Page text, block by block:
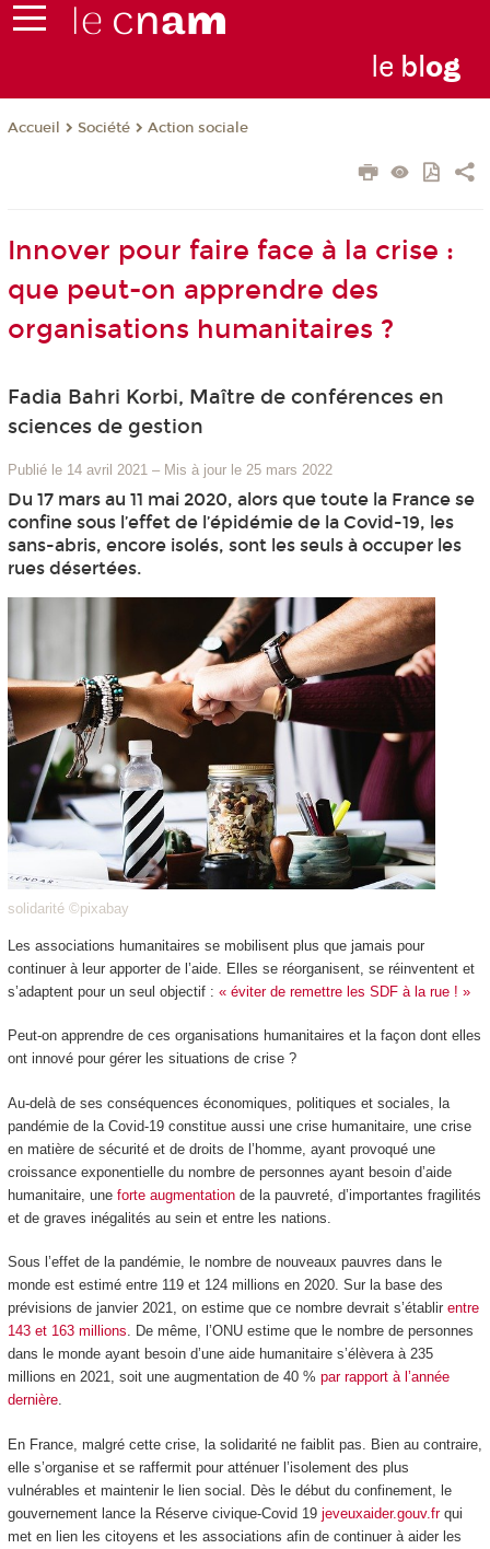
le blog
Accueil Société Action sociale
Innover pour faire face à la crise :
que peut-on apprendre des
organisations humanitaires ?
Fadia Bahri Korbi, Maître de conférences en
sciences de gestion
Publié le 14 avril 2021 – Mis à jour le 25 mars 2022
Du 17 mars au 11 mai 2020, alors que toute la France se
confine sous l’effet de l’épidémie de la Covid-19, les
sans-abris, encore isolés, sont les seuls à occuper les
rues désertées.
solidarité ©pixabay
Les associations humanitaires se mobilisent plus que jamais pour
continuer à leur apporter de l’aide. Elles se réorganisent, se réinventent et
s’adaptent pour un seul objectif : « éviter de remettre les SDF à la rue ! »
Peut-on apprendre de ces organisations humanitaires et la façon dont elles
ont innové pour gérer les situations de crise ?
Au-delà de ses conséquences économiques, politiques et sociales, la
pandémie de la Covid-19 constitue aussi une crise humanitaire, une crise
en matière de sécurité et de droits de l’homme, ayant provoqué une
croissance exponentielle du nombre de personnes ayant besoin d’aide
humanitaire, une forte augmentationde la pauvreté, d’importantes fragilités
et de graves inégalités au sein et entre les nations.
Sous l’effet de la pandémie, le nombre de nouveaux pauvres dans le
monde est estimé entre 119 et 124 millions en 2020. Sur la base des
prévisions de janvier 2021, on estime que ce nombre devrait s’établir entre
143 et 163 millions. De même, l’ONU estime que le nombre de personnes
dans le monde ayant besoin d’une aide humanitaire s’élèvera à 235
millions en 2021, soit une augmentation de 40 % par rapport à l’année
dernière.
En France, malgré cette crise, la solidarité ne faiblit pas. Bien au contraire,
elle s’organise et se raffermit pour atténuer l’isolement des plus
vulnérables et maintenir le lien social. Dès le début du confinement, le
gouvernement lance la Réserve civique-Covid 19 jeveuxaider.gouv.frqui
met en lien les citoyens et les associations afin de continuer à aider les